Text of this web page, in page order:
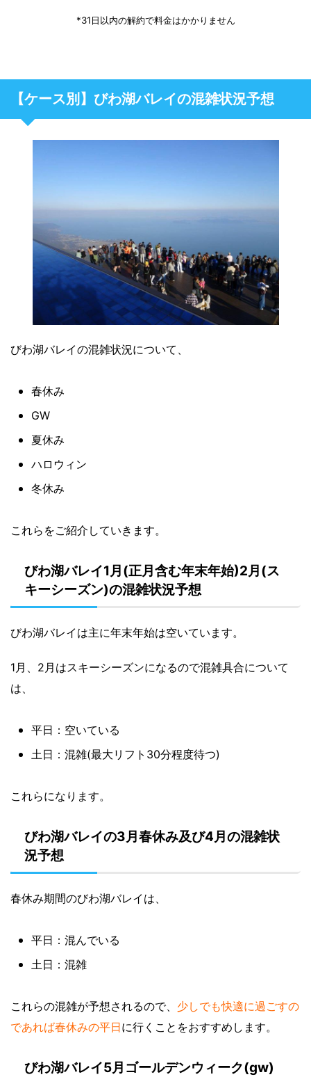
*31日以内の解約で料金はかかりません
【ケース別】びわ湖バレイの混雑状況予想
びわ湖バレイの混雑状況について、
春休み
GW
夏休み
ハロウィン
冬休み
これらをご紹介していきます。
びわ湖バレイ1月(正月含む年末年始)2月(ス
キーシーズン)の混雑状況予想
びわ湖バレイは主に年末年始は空いています。
1月、2月はスキーシーズンになるので混雑具合について
は、
平日：空いている
土日：混雑(最大リフト30分程度待つ)
これらになります。
びわ湖バレイの3月春休み及び4月の混雑状
況予想
春休み期間のびわ湖バレイは、
平日：混んでいる
土日：混雑
これらの混雑が予想されるので、 少しでも快適に過ごすの
であれば春休みの平日に行くことをおすすめします。
びわ湖バレイ5月ゴールデンウィーク(gw)